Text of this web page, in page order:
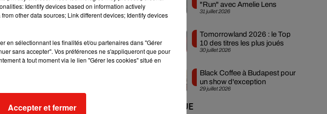
la détermination.
oreilles plutôt que des
sont également très
de musique ou bien une
31 juillet 2026
"Run" avec Amelie Lens
30 juillet 2026
Tomorrowland 2026 : le Top
10 des titres les plus joués
29 juillet 2026
Black Coffee à Budapest pour
un show d'exception
+ DE MUSIQUE
Identify devices based on information actively
other data sources; Link different devices; Identify devices
en sélectionnant les finalités et/ou partenaires dans "Gérer
sans accepter". Vos préférences ne s'appliqueront que pour
à tout moment via le lien "Gérer les cookies" situé en
Accepter et fermer